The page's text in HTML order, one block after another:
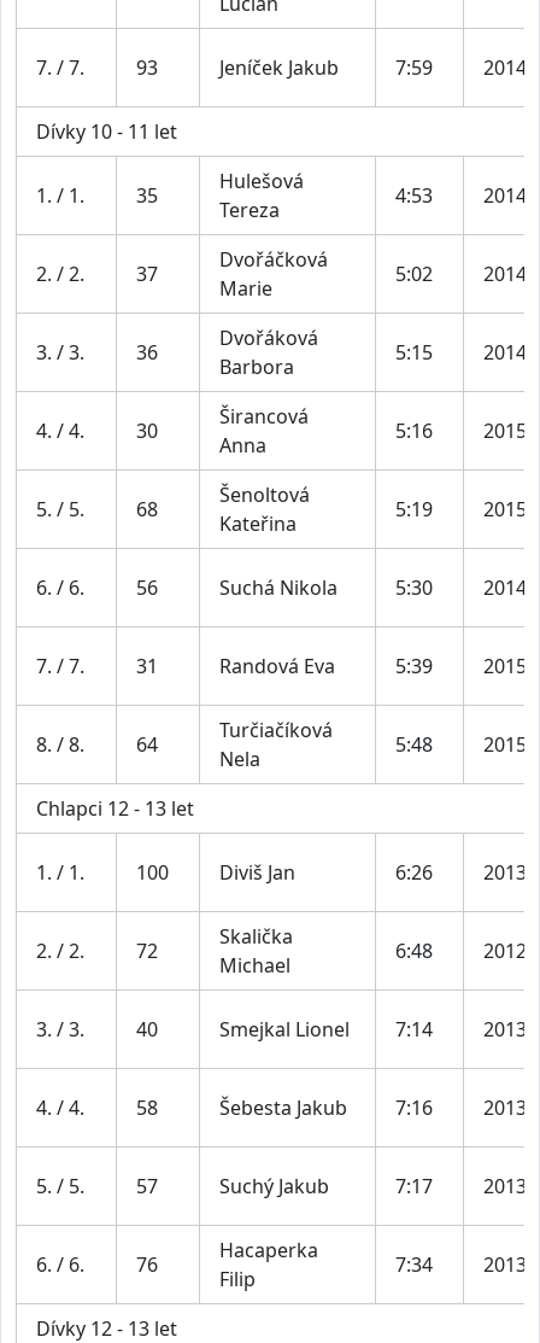
7. / 7. 93 Jeníček Jakub 7:59 2014
Dívky 10 - 11 let
1. / 1. 35
Hulešová
Tereza
4:53 2014
2. / 2. 37
Dvořáčková
Marie
5:02 2014
3. / 3. 36
Dvořáková
Barbora
5:15 2014
4. / 4. 30
Širancová
Anna
5:16 2015
5. / 5. 68
Šenoltová
Kateřina
5:19 2015
6. / 6. 56 Suchá Nikola 5:30 2014
7. / 7. 31 Randová Eva 5:39 2015
8. / 8. 64
Turčiačíková
Nela
5:48 2015
Chlapci 12 - 13 let
1. / 1. 100 Diviš Jan 6:26 2013
2. / 2. 72
Skalička
Michael
6:48 2012
3. / 3. 40 Smejkal Lionel 7:14 2013
4. / 4. 58 Šebesta Jakub 7:16 2013
5. / 5. 57 Suchý Jakub 7:17 2013
6. / 6. 76
Hacaperka
Filip
7:34 2013
Dívky 12 - 13 let